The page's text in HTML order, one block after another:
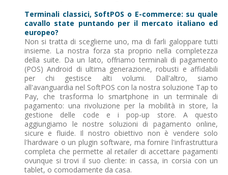
Terminali classici, SoftPOS o E-commerce: su quale
cavallo state puntando per il mercato italiano ed
europeo?
Non si tratta di sceglierne uno, ma di farli galoppare tutti
insieme. La nostra forza sta proprio nella completezza
della suite. Da un lato, offriamo terminali di pagamento
(POS) Android di ultima generazione, robusti e affidabili
per chi gestisce alti volumi. Dall'altro, siamo
all'avanguardia nel SoftPOS con la nostra soluzione Tap to
Pay, che trasforma lo smartphone in un terminale di
pagamento: una rivoluzione per la mobilità in store, la
gestione delle code e i pop-up store. A questo
aggiungiamo le nostre soluzioni di pagamento online,
sicure e fluide. Il nostro obiettivo non è vendere solo
l'hardware o un plugin software, ma fornire l'infrastruttura
completa che permette al retailer di accettare pagamenti
ovunque si trovi il suo cliente: in cassa, in corsia con un
tablet, o comodamente da casa.